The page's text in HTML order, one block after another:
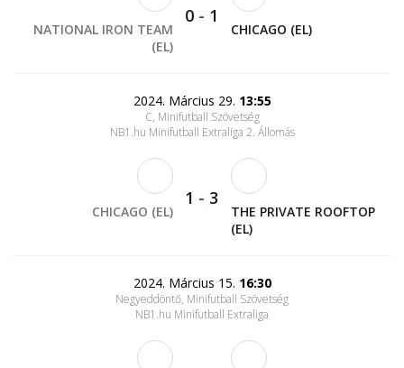
NATIONAL IRON TEAM
(EL)
0 - 1
CHICAGO (EL)
2024. Március 29. 13:55
C, Minifutball Szövetség
NB1.hu Minifutball Extraliga 2. Állomás
CHICAGO (EL)
1 - 3
THE PRIVATE ROOFTOP
(EL)
2024. Március 15. 16:30
Negyeddöntő, Minifutball Szövetség
NB1.hu Minifutball Extraliga